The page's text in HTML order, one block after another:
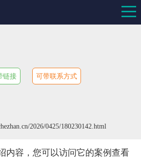
链接 可带联系方式
2026/0425/180230142.html
内容，您可以访问它的案例查看